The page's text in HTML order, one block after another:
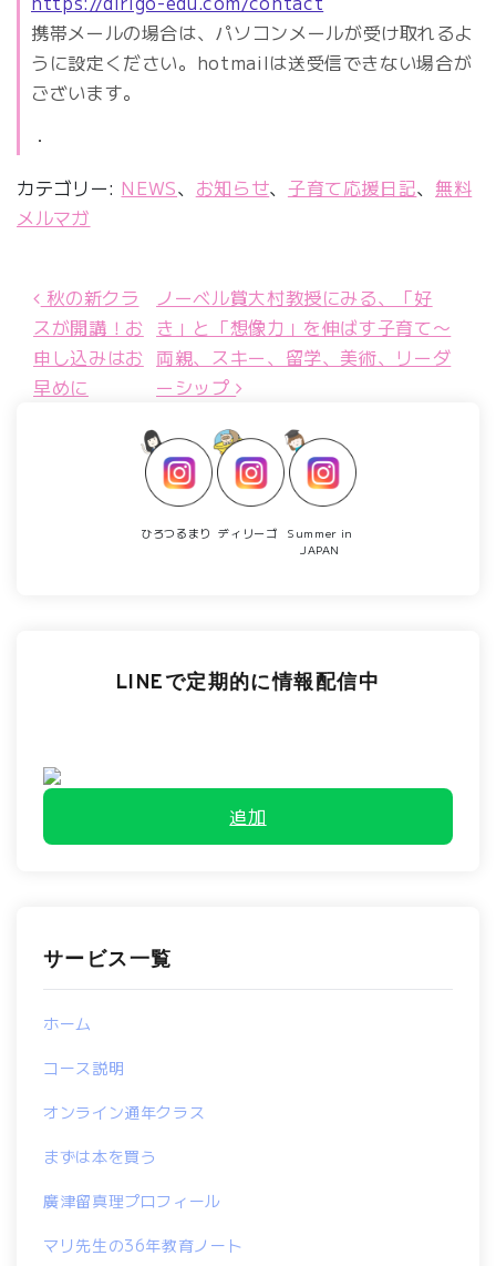
携帯メールの場合は、パソコンメールが受け取れるよ
うに設定ください。hotmailは送受信できない場合が
ございます。
・
カテゴリー: NEWS、 お知らせ、 子育て応援日記、無料
メルマガ
投稿ナビゲーション
秋の新クラ
スが開講！お
申し込みはお
早めに
ノーベル賞大村教授にみる、「好
き」と「想像力」を伸ばす子育て〜
両親、スキー、留学、美術、リーダ
ーシップ
ひろつるまり ディリーゴ
Summer in
JAPAN
LINEで定期的に情報配信中
追加
サービス一覧
ホーム
コース説明
オンライン通年クラス
まずは本を買う
廣津留真理プロフィール
マリ先生の36年教育ノート